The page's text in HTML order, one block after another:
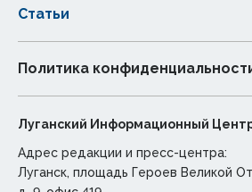
Статьи
Политика
Луганский Информационный
Адрес редакции и пресс-центра:
Луганск, площадь Героев Великой